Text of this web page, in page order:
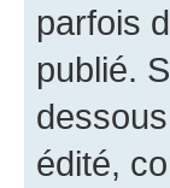
parfois
publié.
édité,